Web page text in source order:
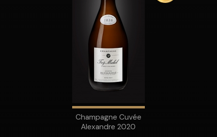
Champagne Cuvée
Alexandre 2020